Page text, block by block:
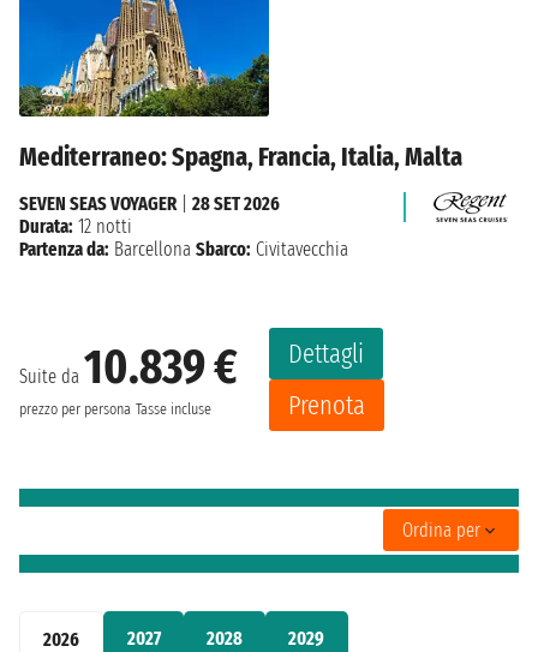
2026 2027 2028 2029
Mediterraneo: Spagna, Francia, Italia, Malta
Suite da 10.839 €
prezzo per persona Tasse incluse
Dettagli
Prenota
SEVEN SEAS VOYAGER| 28 SET 2026
Durata: 12 notti
Partenza da: Barcellona Sbarco: Civitavecchia
Ordina per